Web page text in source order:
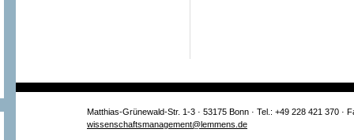
Matthias-Grünewald-Str. 1-3 · 53175 Bonn · Tel.: +49 228 421 370 ·
wissenschaftsmanagement@lemmens.de